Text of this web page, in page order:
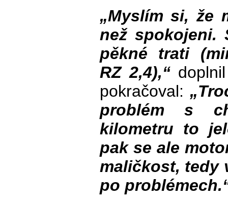
„Myslím si, že
než spokojeni.
pěkné trati
RZ 2,4),“doplnil
pokračoval:
problém s
kilometru to
pak se ale
maličkost, tedy
po